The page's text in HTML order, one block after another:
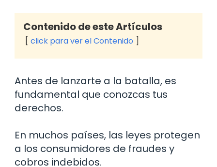
Contenido de este Artículos
click para ver el Contenido
Antes de lanzarte a la batalla, es
fundamental que conozcas tus
derechos.
En muchos países, las leyes protegen
a los consumidores de fraudes y
cobros indebidos.